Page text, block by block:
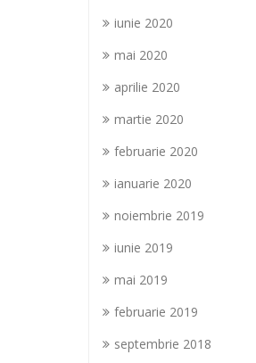
iunie 2020
mai 2020
aprilie 2020
martie 2020
februarie 2020
ianuarie 2020
noiembrie 2019
iunie 2019
mai 2019
februarie 2019
septembrie 2018